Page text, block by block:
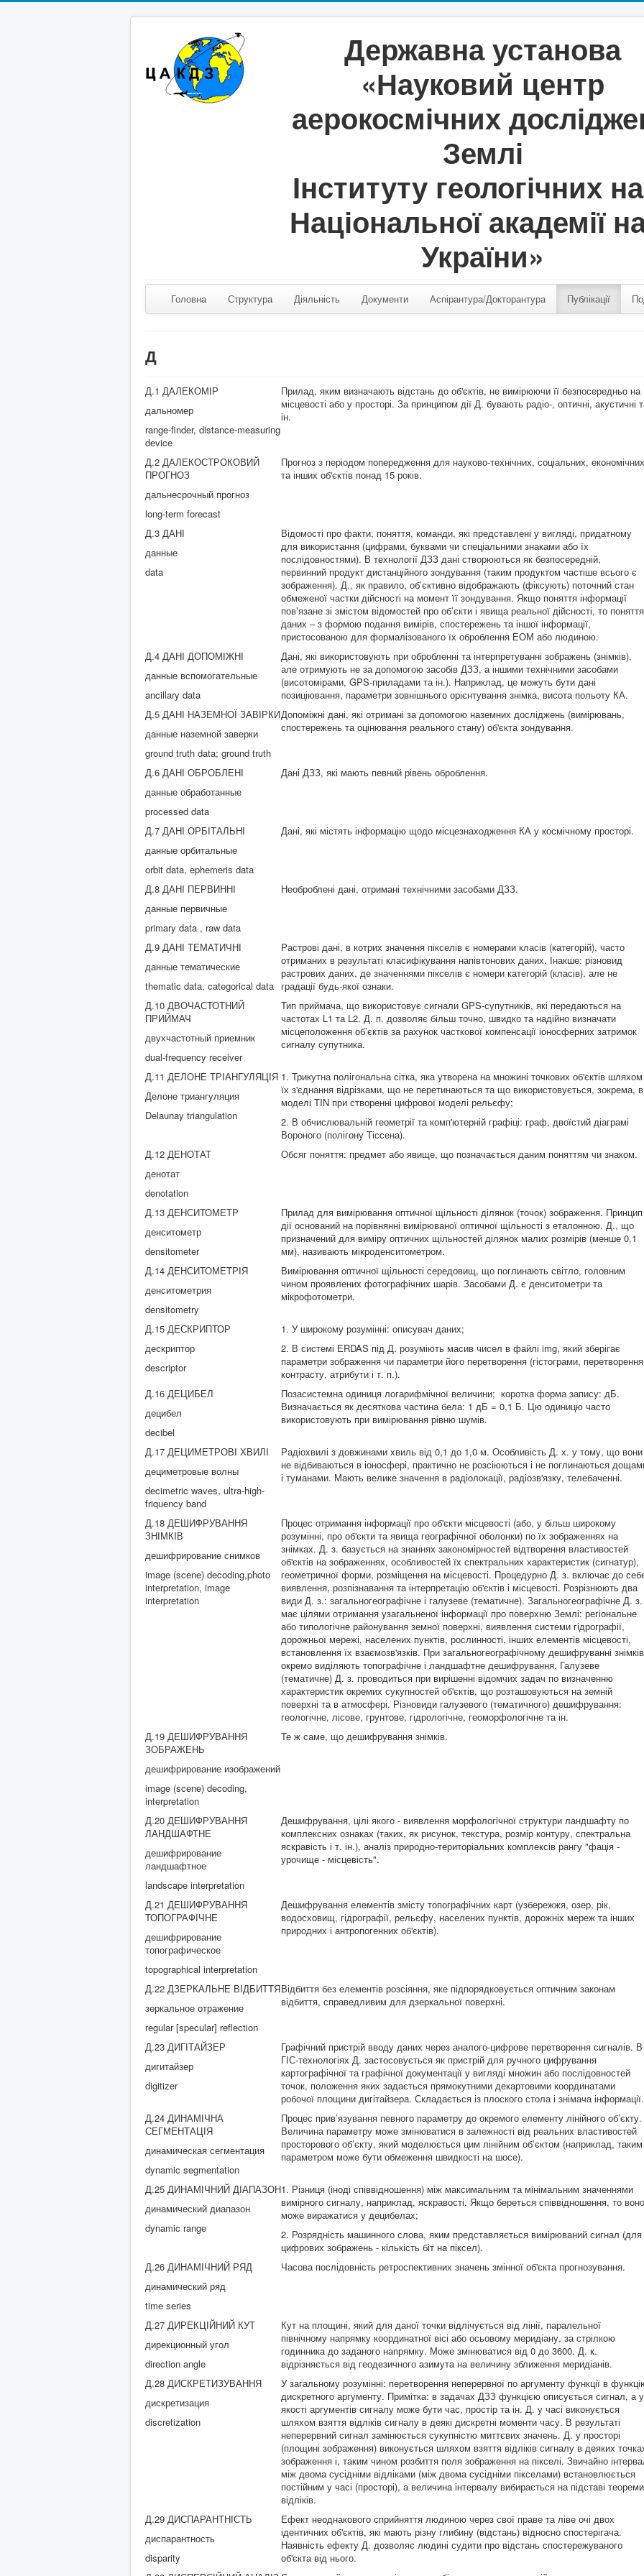
Державна установа
«Науковий центр
аерокосмічних
Землі
Інституту геологічних
Національної академії
України»
Головна Структура Діяльність Документи Аспірантура/Докторантура Публікації
Д
Д.1 ДАЛЕКОМІР
дальномер
range-finder, distance-measuring
device
Прилад, яким визначають відстань до об'єктів, не вимірюючи її безпосередньо на
місцевості або у просторі. За принципом дії Д. бувають радіо-, оптичні, акустичні
ін.
Д.2 ДАЛЕКОСТРОКОВИЙ
ПРОГНОЗ
дальнесрочный прогноз
long-term forecast
Прогноз з періодом попередження для науково-технічних, соціальних, економічних
та інших об'єктів понад 15 років.
Д.3 ДАНІ
данные
data
Відомості про факти, поняття, команди, які представлені у вигляді, придатному
для використання (цифрами, буквами чи спеціальними знаками або їх
послідовностями). В технології ДЗЗ дані створюються як безпосередній,
первинний продукт дистанційного зондування (таким продуктом частіше всього є
зображення). Д., як правило, об’єктивно відображають (фіксують) поточний стан
обмеженої частки дійсності на момент її зондування. Якщо поняття інформації
пов’язане зі змістом відомостей про об’єкти і явища реальної дійсності, то поняття
даних – з формою подання вимірів, спостережень та іншої інформації,
пристосованою для формалізованого їх оброблення ЕОМ або людиною.
Д.4 ДАНІ ДОПОМІЖНІ
данные вспомогательные
ancillary data
Дані, які використовують при обробленні та інтерпретуванні зображень (знімків),
але отримують не за допомогою засобів ДЗЗ, а іншими технічними засобами
(висотомірами, GPS-приладами та ін.). Наприклад, це можуть бути дані
позиціювання, параметри зовнішнього орієнтування знімка, висота польоту КА.
Д.5 ДАНІ НАЗЕМНОЇ ЗАВІРКИ
данные наземной заверки
ground truth data; ground truth
Допоміжні дані, які отримані за допомогою наземних досліджень (вимірювань,
спостережень та оцінювання реального стану) об'єкта зондування.
Д.6 ДАНІ ОБРОБЛЕНІ
данные обработанные
processed data
Дані ДЗЗ, які мають певний рівень оброблення.
Д.7 ДАНІ ОРБІТАЛЬНІ
данные орбитальные
orbit data, ephemeris data
Дані, які містять інформацію щодо місцезнаходження КА у космічному просторі.
Д.8 ДАНІ ПЕРВИННІ
данные первичные
primary data , raw data
Необроблені дані, отримані технічними засобами ДЗЗ.
Д.9 ДАНІ ТЕМАТИЧНІ
данные тематические
thematic data, categorical data
Растрові дані, в котрих значення пікселів є номерами класів (категорій), часто
отриманих в результаті класифікування напівтонових даних. Інакше: різновид
растрових даних, де значеннями пікселів є номери категорій (класів), але не
градації будь-якої ознаки.
Д.10 ДВОЧАСТОТНИЙ
ПРИЙМАЧ
двухчастотный приемник
dual-frequency receiver
Тип приймача, що використовує сигнали GPS-супутників, які передаються на
частотах L1 та L2. Д. п. дозволяє більш точно, швидко та надійно визначати
місцеположення об’єктів за рахунок часткової компенсації іоносферних затримок
сигналу супутника.
Д.11 ДЕЛОНЕ ТРІАНГУЛЯЦІЯ
Делоне триангуляция
Delaunay triangulation
1. Трикутна полігональна сітка, яка утворена на множині точкових об'єктів шляхом
їх з'єднання відрізками, що не перетинаються та що використовується, зокрема, в
моделі TIN при створенні цифрової моделі рельєфу;
2. В обчислювальній геометрії та комп'ютерній графіці: граф, двоїстий діаграмі
Вороного (полігону Тіссена).
Д.12 ДЕНОТАТ
денотат
denotation
Обсяг поняття: предмет або явище, що позначається даним поняттям чи знаком.
Д.13 ДЕНСИТОМЕТР
денситометр
densitometer
Прилад для вимірювання оптичної щільності ділянок (точок) зображення. Принцип
дії оснований на порівнянні вимірюваної оптичної щільності з еталонною. Д., що
призначений для виміру оптичних щільностей ділянок малих розмірів (менше 0,1
мм), називають мікроденситометром.
Д.14 ДЕНСИТОМЕТРІЯ
денситометрия
densitometry
Вимірювання оптичної щільності середовищ, що поглинають світло, головним
чином проявлених фотографічних шарів. Засобами Д. є денситометри та
мікрофотометри.
Д.15 ДЕСКРИПТОР
дескриптор
descriptor
1. У широкому розумінні: описувач даних;
2. В системі ERDAS під Д. розуміють масив чисел в файлі img, який зберігає
параметри зображення чи параметри його перетворення (гістограми, перетворення
контрасту, атрибути і т. п.).
Д.16 ДЕЦИБЕЛ
децибел
decibel
Позасистемна одиниця логарифмічної величини; коротка форма запису: дБ.
Визначається як десяткова частина бела: 1 дБ = 0,1 Б. Цю одиницю часто
використовують при вимірювання рівню шумів.
Д.17 ДЕЦИМЕТРОВІ ХВИЛІ
дециметровые волны
decimetric waves, ultra-high-
friquency band
Радіохвилі з довжинами хвиль від 0,1 до 1,0 м. Особливість Д. х. у тому, що вони
не відбиваються в іоносфері, практично не розсіюються і не поглинаються
і туманами. Мають велике значення в радіолокації, радіозв'язку, телебаченні.
Д.18 ДЕШИФРУВАННЯ
ЗНІМКІВ
дешифрирование снимков
image (scene) decoding,photo
interpretation, image
interpretation
Процес отримання інформації про об'єкти місцевості (або, у більш широкому
розумінні, про об'єкти та явища географічної оболонки) по їх зображеннях на
знімках. Д. з. базується на знаннях закономірностей відтворення властивостей
об'єктів на зображеннях, особливостей їх спектральних характеристик (сигнатур),
геометричної форми, розміщення на місцевості. Процедурно Д. з. включає до
виявлення, розпізнавання та інтерпретацію об'єктів і місцевості. Розрізнюють два
види Д. з.: загальногеографічне і галузеве (тематичне). Загальногеографічне Д. з.
має цілями отримання узагальненої інформації про поверхню Землі: регіональне
або типологічне районування земної поверхні, виявлення системи гідрографії,
дорожньої мережі, населених пунктів, рослинності, інших елементів місцевості,
встановлення їх взаємозв'язків. При загальногеографічному дешифруванні знімків
окремо виділяють топографічне і ландшафтне дешифрування. Галузеве
(тематичне) Д. з. проводиться при вирішенні відомчих задач по визначенню
характеристик окремих сукупностей об'єктів, що розташовуються на земній
поверхні та в атмосфері. Різновиди галузевого (тематичного) дешифрування:
геологічне, лісове, грунтове, гідрологічне, геоморфологічне та ін.
Д.19 ДЕШИФРУВАННЯ
ЗОБРАЖЕНЬ
дешифрирование изображений
image (scene) decoding,
interpretation
Те ж саме, що дешифрування знімків.
Д.20 ДЕШИФРУВАННЯ
ЛАНДШАФТНЕ
дешифрирование
ландшафтное
landscape interpretation
Дешифрування, цілі якого - виявлення морфологічної структури ландшафту по
комплексних ознаках (таких, як рисунок, текстура, розмір контуру, спектральна
яскравість і т. ін.), аналіз природно-територіальних комплексів рангу "фація -
урочище - місцевість".
Д.21 ДЕШИФРУВАННЯ
ТОПОГРАФІЧНЕ
дешифрирование
топографическое
topographical interpretation
Дешифрування елементів змісту топографічних карт (узбережжя, озер, рік,
водосховищ, гідрографії, рельєфу, населених пунктів, дорожніх мереж та інших
природних і антропогенних об'єктів).
Д.22 ДЗЕРКАЛЬНЕ ВІДБИТТЯ
зеркальное отражение
regular [specular] reflection
Відбиття без елементів розсіяння, яке підпорядковується оптичним законам
відбиття, справедливим для дзеркальної поверхні.
Д.23 ДИГІТАЙЗЕР
дигитайзер
digitizer
Графічний пристрій вводу даних через аналого-цифрове перетворення сигналів. В
ГІС-технологіях Д. застосовується як пристрій для ручного цифрування
картографічної та графічної документації у вигляді множин або послідовностей
точок, положення яких задається прямокутними декартовими координатами
робочої площини дигітайзера. Складається із плоского стола і знімача інформації.
Д.24 ДИНАМІЧНА
СЕГМЕНТАЦІЯ
динамическая сегментация
dynamic segmentation
Процес прив’язування певного параметру до окремого елементу лінійного об’єкту.
Величина параметру може змінюватися в залежності від реальних властивостей
просторового об’єкту, який моделюється цим лінійним об’єктом (наприклад, таким
параметром може бути обмеження швидкості на шосе).
Д.25 ДИНАМІЧНИЙ ДІАПАЗОН
динамический диапазон
dynamic range
1. Різниця (іноді співвідношення) між максимальним та мінімальним значеннями
вимірного сигналу, наприклад, яскравості. Якщо береться співвідношення, то воно
може виражатися у децибелах;
2. Розрядність машинного слова, яким представляється вимірюваний сигнал (для
цифрових зображень - кількість біт на піксел).
Д.26 ДИНАМІЧНИЙ РЯД
динамический ряд
time series
Часова послідовність ретроспективних значень змінної об'єкта прогнозування.
Д.27 ДИРЕКЦІЙНИЙ КУТ
дирекционный угол
direction angle
Кут на площині, який для даної точки відлічується від лінії, паралельної
північному напрямку координатної вісі або осьовому меридіану, за стрілкою
годинника до заданого напрямку. Може змінюватися від 0 до 3600. Д. к.
відрізняється від геодезичного азимута на величину зближення меридіанів.
Д.28 ДИСКРЕТИЗУВАННЯ
дискретизация
discretization
У загальному розумінні: перетворення неперервної по аргументу функції в
дискретного аргументу. Примітка: в задачах ДЗЗ функцією описується сигнал, а у
якості аргументів сигналу може бути час, простір та ін. Д. у часі виконується
шляхом взяття відліків сигналу в деякі дискретні моменти часу. В результаті
неперервний сигнал замінюється сукупністю миттєвих значень. Д. у просторі
(площині зображення) виконується шляхом взяття відліків сигналу в деяких
зображення і, таким чином розбиття поля зображення на пікселі. Звичайно
між двома сусідніми відліками (між двома сусідніми пікселами) встановлюється
постійним у часі (просторі), а величина інтервалу вибирається на підставі теореми
відліків.
Д.29 ДИСПАРАНТНІСТЬ
диспарантность
disparity
Ефект неоднакового сприйняття людиною через свої праве та ліве очі двох
ідентичних об'єктів, які мають різну глибину (відстань) відносно спостерігача.
Наявність ефекту Д. дозволяє людині судити про відстань спостережуваного
об'єкта від нього.